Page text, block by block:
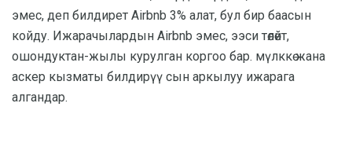
эмес, деп билдирет Airbnb 3% алат, бул бир баасын
койду. Ижарачылардын Airbnb эмес, ээси төлөйт,
ошондуктан-жылы курулган коргоо бар. мүлккө жана
аскер кызматы билдирүү сын аркылуу ижарага
алгандар.